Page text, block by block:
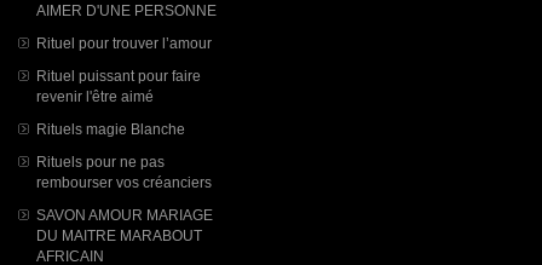
AIMER D'UNE PERSONNE
Rituel pour trouver l’amour
Rituel puissant pour faire
revenir l'être aimé
Rituels magie Blanche
Rituels pour ne pas
rembourser vos créanciers
SAVON AMOUR MARIAGE
DU MAITRE MARABOUT
AFRICAIN